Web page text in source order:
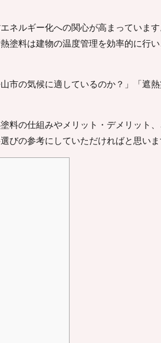
ネルギー化への関心が高まっていま
塗料は建物の温度管理を効率的に行
市の気候に適しているのか？」「遮
料の仕組みやメリット・デメリット
びの参考にしていただければと思いま